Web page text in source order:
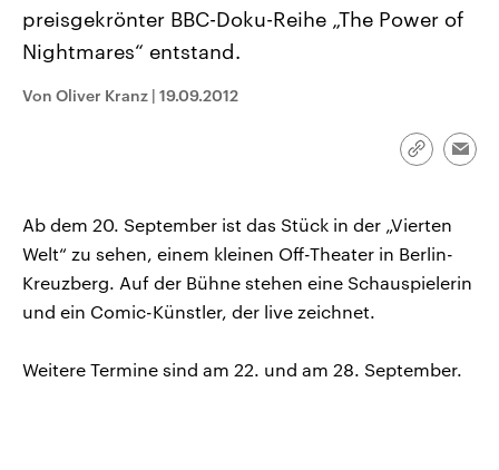
Sendungen
Audio-Archiv
preisgekrönter BBC-Doku-Reihe „The Power of
Nightmares“ entstand.
Von Oliver Kranz | 19.09.2012
Link
Ab dem 20. September ist das Stück in der „Vierten
Welt“ zu sehen, einem kleinen Off-Theater in Berlin-
Kreuzberg. Auf der Bühne stehen eine Schauspielerin
und ein Comic-Künstler, der live zeichnet.
Weitere Termine sind am 22. und am 28. September.